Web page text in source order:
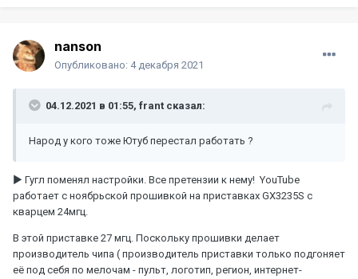
nanson
Опубликовано: 4 декабря 2021
04.12.2021 в 01:55, frant сказал:
Народ у кого тоже Ютуб перестал работать ?
► Гугл поменял настройки. Все претензии к нему! YouTube
работает с ноябрьской прошивкой на приставках GX3235S с
кварцем 24мгц.
В этой приставке 27 мгц. Поскольку прошивки делает
производитель чипа ( производитель приставки только подгоняет
её под себя по мелочам - пульт, логотип, регион, интернет-